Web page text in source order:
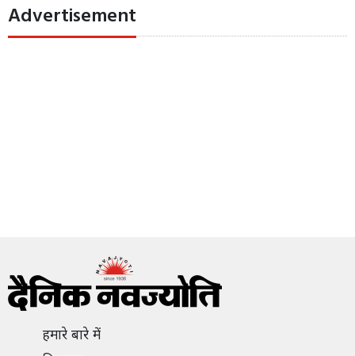
Advertisement
हमारे बारे में